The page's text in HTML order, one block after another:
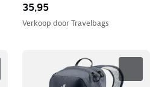
35,95
Verkoop doorTravelbags